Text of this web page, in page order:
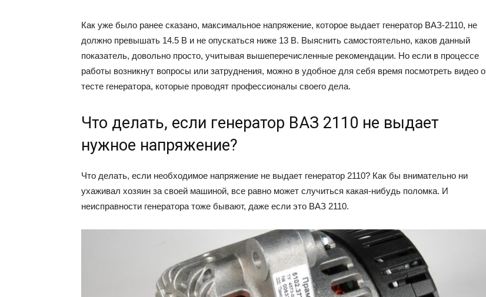
Как уже было ранее сказано, максимальное напряжение, которое выдает генератор ВАЗ-2110, не
должно превышать 14.5 В и не опускаться ниже 13 В. Выяснить самостоятельно, каков данный
показатель, довольно просто, учитывая вышеперечисленные рекомендации. Но если в процессе
работы возникнут вопросы или затруднения, можно в удобное для себя время посмотреть видео о
тесте генератора, которые проводят профессионалы своего дела.
Что делать, если генератор ВАЗ 2110 не выдает
нужное напряжение?
Что делать, если необходимое напряжение не выдает генератор 2110? Как бы внимательно ни
ухаживал хозяин за своей машиной, все равно может случиться какая-нибудь поломка. И
неисправности генератора тоже бывают, даже если это ВАЗ 2110.